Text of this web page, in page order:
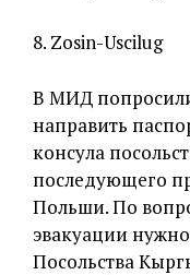
8. Zosin-Uscilug
В МИД
направить
консула
последующего
Польши. По
эвакуации
Посольства